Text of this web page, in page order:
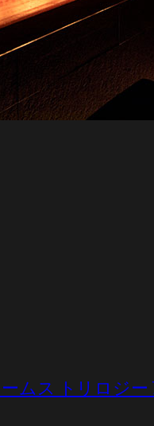
ムス トリロジー